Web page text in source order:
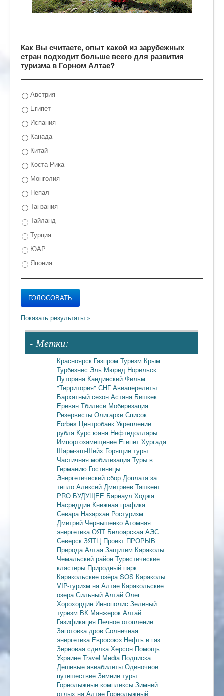
Как Вы считаете, опыт какой из зарубежных
стран подходит больше всего для развития
туризма в Горном Алтае?
Австрия
Египет
Испания
Канада
Китай
Коста-Рика
Монголия
Непал
Танзания
Тайланд
Турция
ЮАР
Япония
- Метки:
Красноярск Газпром Туризм Крым
Турбизнес Эль Мюрид Норильск
Путорана Кандинский Фильм
"Территория" СНГ Авиаперелеты
Бархатный сезон Астана Бишкек
Ереван Тбилиси Мобиризация
Резервисты Олигархи Список
Forbes Центробанк Укрепление
рубля Курс юаня Нефтедоллары
Импортозамещение Египет Хургада
Шарм-эш-Шейх Горящие туры
Частичная мобилизация Туры в
Германию Гостиницы
Энергетический сбор Доплата за
тепло Алексей Дмитриев Ташкент
PRO БУДУЩЕЕ Барнаул Ходжа
Насреддин Книжная графика
Севара Назархан Ростуризм
Дмитрий Чернышенко Атомная
энергетика ОЯТ Белоярская АЭС
Северск ЗЯТЦ Проект ПРОРЫВ
Природа Алтая Защитим Караколы
Чемальский район Туристические
кластеры Природный парк
Каракольские озёра SOS Караколы
VIP-туризм на Алтае Каракольские
озера Сильный Алтай Олег
Хорохордин Иннополис Зеленый
туризм ВК Манжерок Алтай
Газификация Печное отопление
Заготовка дров Солнечная
энергетика Евросоюз Нефть и газ
Зерновая сделка Херсон Помощь
Украине Travel Media Подписка
Дешевые авиабилеты Одиночное
путешествие Зимние туры
Горнолыжные комплексы Зимний
отдых на Алтае Горнолыжный